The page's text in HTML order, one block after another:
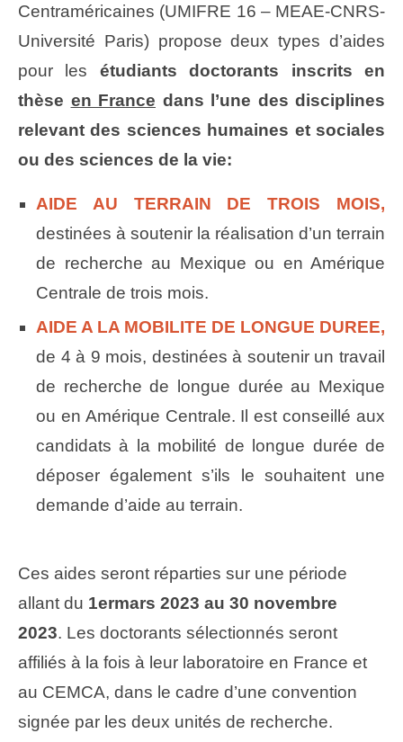
Centraméricaines (UMIFRE 16 – MEAE-CNRS-
Université Paris) propose deux types d’aides
pour les étudiants doctorants inscrits en
thèse en France dans l’une des disciplines
relevant des sciences humaines et sociales
ou des sciences de la vie:
AIDE AU TERRAIN DE TROIS MOIS,
destinées à soutenir la réalisation d’un terrain
de recherche au Mexique ou en Amérique
Centrale de trois mois.
AIDE A LA MOBILITE DE LONGUE DUREE,
de 4 à 9 mois, destinées à soutenir un travail
de recherche de longue durée au Mexique
ou en Amérique Centrale. Il est conseillé aux
candidats à la mobilité de longue durée de
déposer également s’ils le souhaitent une
demande d’aide au terrain.
Ces aides seront réparties sur une période
allant du 1ermars 2023 au 30 novembre
2023. Les doctorants sélectionnés seront
affiliés à la fois à leur laboratoire en France et
au CEMCA, dans le cadre d’une convention
signée par les deux unités de recherche.